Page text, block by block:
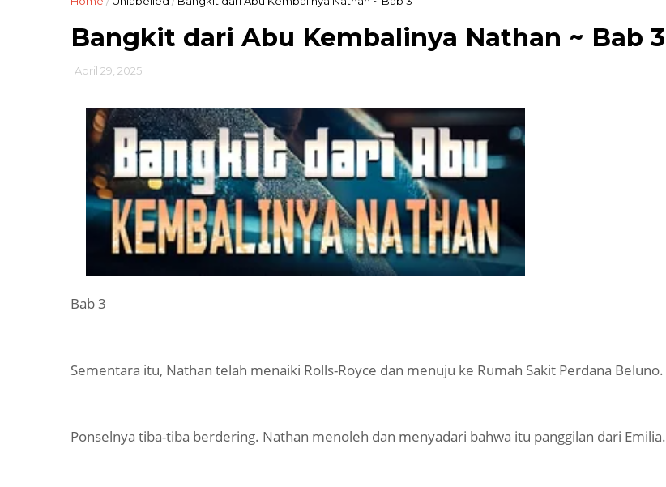
Bangkit dari Abu Kembalinya Nathan ~ Bab 3
April 29, 2025
Bab 3
Sementara itu, Nathan telah menaiki Rolls-Royce dan menuju ke Rumah Sakit Perdana Beluno.
Ponselnya tiba-tiba berdering. Nathan menoleh dan menyadari bahwa itu panggilan dari Emilia.